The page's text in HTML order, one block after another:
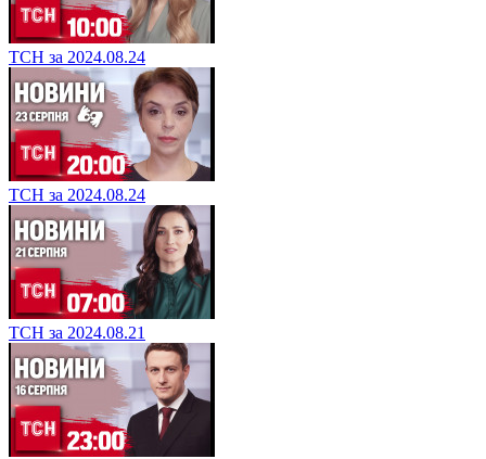
ТСН за 2024.08.24
ТСН за 2024.08.24
ТСН за 2024.08.21